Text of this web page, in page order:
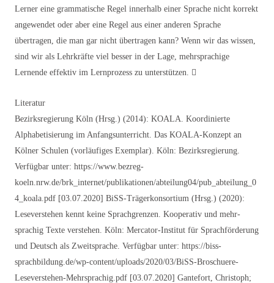
Lerner eine grammatische Regel innerhalb einer Sprache nicht korrekt
angewendet oder aber eine Regel aus einer anderen Sprache
übertragen, die man gar nicht übertragen kann? Wenn wir das wissen,
sind wir als Lehrkräfte viel besser in der Lage, mehrsprachige
Lernende effektiv im Lernprozess zu unterstützen. 
Literatur
Bezirksregierung Köln (Hrsg.) (2014): KOALA. Koordinierte
Alphabetisierung im Anfangsunterricht. Das KOALA-Konzept an
Kölner Schulen (vorläufiges Exemplar). Köln: Bezirksregierung.
Verfügbar unter: https://www.bezreg-
koeln.nrw.de/brk_internet/publikationen/abteilung04/pub_abteilung_0
4_koala.pdf [03.07.2020] BiSS-Trägerkonsortium (Hrsg.) (2020):
Leseverstehen kennt keine Sprachgrenzen. Kooperativ und mehr-
sprachig Texte verstehen. Köln: Mercator-Institut für Sprachförderung
und Deutsch als Zweitsprache. Verfügbar unter: https://biss-
sprachbildung.de/wp-content/uploads/2020/03/BiSS-Broschuere-
Leseverstehen-Mehrsprachig.pdf [03.07.2020] Gantefort, Christoph;